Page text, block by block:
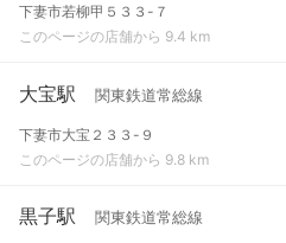
下妻市若柳甲５３３-７
このページの店舗から 9.4 km
大宝駅 関東鉄道常総線
下妻市大宝２３３-９
このページの店舗から 9.8 km
黒子駅 関東鉄道常総線